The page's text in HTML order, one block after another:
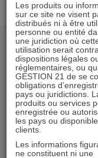
Les produits ou
sur ce site ne visent
distribués ni à être
personne ou entité
une juridiction où
utilisation serait
dispositions légales
réglementaires, ou
GESTION 21 de se
obligations
pays ou juridictions.
produits ou services
enregistrée ou
les pays ou
clients.
Les informations
ne constituent ni une